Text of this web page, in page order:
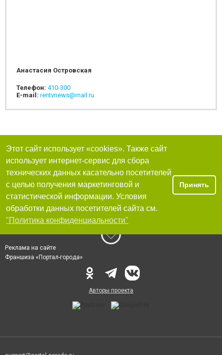
Анастасия Островская
Телефон: 410-300
E-mail: rentvnews@mail.ru
Этот сайт использует «cookies». Также сайт
использует интернет-сервис для сбора
технических данных касательно посетителей
с целью получения маркетинговой и
статистической информации. Условия
обработки данных посетителей сайта см.
"Политика конфиденциальности"
Принять
Реклама на сайте
Франшиза «Портал-города»
Авторы проекта